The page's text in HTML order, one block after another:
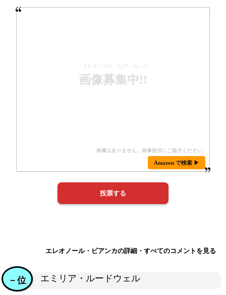
「エレオノール・ビアンカ」の
画像募集中!!
Amazon で検索 ▶
エレオノール・ビアンカの詳細・すべてのコメントを見る
エミリア・ルードウェル
－位